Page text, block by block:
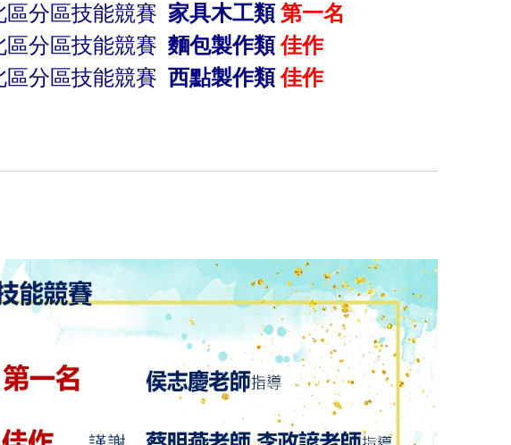
區分區技能競賽 家具木工類 第一名
區分區技能競賽 麵包製作類佳作
區分區技能競賽 西點製作類佳作